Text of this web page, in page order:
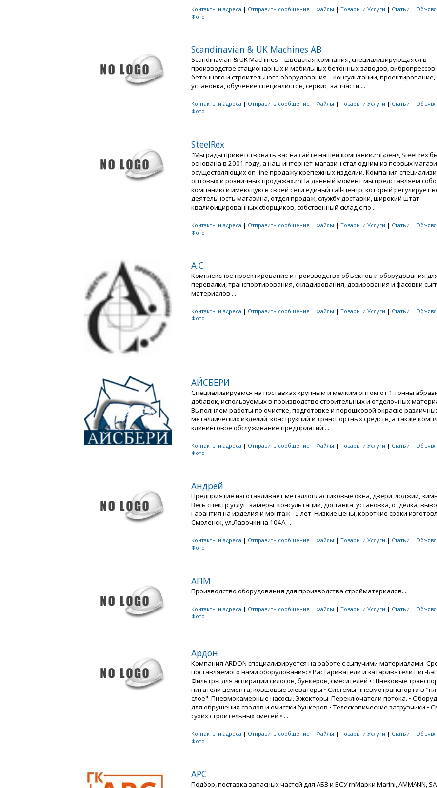
Контакты и адреса | Отправить сообщение | Файлы | Товары и Услуги | Статьи |
Фото
Scandinavian & UK Machines AB
Scandinavian & UK Machines – шведская компания, специализирующаяся в
производстве стационарных и мобильных бетонных заводов, вибропрессов
бетонного и строительного оборудования – консультации, проектирование,
установка, обучение специалистов, сервис, запчасти....
Контакты и адреса | Отправить сообщение | Файлы | Товары и Услуги | Статьи |
Фото
SteelRex
"Мы рады приветствовать вас на сайте нашей компании.rnБренд SteeLrex
основана в 2001 году, а наш интернет-магазин стал одним из первых
осуществляющих on-line продажу крепежных изделии. Компания
оптовых и розничных продажах.rnНа данный момент мы представляем
компанию и имеющую в своей сети единый call-центр, который регулирует
деятельность магазина, отдел продаж, службу доставки, широкий штат
квалифицированных сборщиков, собственный склад c по...
Контакты и адреса | Отправить сообщение | Файлы | Товары и Услуги | Статьи |
Фото
А.С.
Комплексное проектирование и производство объектов и оборудования
перевалки, транспортирования, складирования, дозирования и фасовки
материалов ...
Контакты и адреса | Отправить сообщение | Файлы | Товары и Услуги | Статьи |
Фото
АЙСБЕРИ
Специализируемся на поставках крупным и мелким оптом от 1 тонны
добавок, используемых в производстве строительных и отделочных
Выполняем работы по очистке, подготовке и порошковой окраске
металлических изделий, конструкций и транспортных средств, а также
клининговое обслуживание предприятий....
Контакты и адреса | Отправить сообщение | Файлы | Товары и Услуги | Статьи |
Фото
Андрей
Предприятие изготавливает металлопластиковые окна, двери, лоджии,
Весь спектр услуг: замеры, консультации, доставка, установка, отделка,
Гарантия на изделия и монтаж - 5 лет. Низкие цены, короткие сроки
Смоленск, ул.Лавочкина 104А. ...
Контакты и адреса | Отправить сообщение | Файлы | Товары и Услуги | Статьи |
Фото
АПМ
Производство оборудования для производства стройматериалов....
Контакты и адреса | Отправить сообщение | Файлы | Товары и Услуги | Статьи |
Фото
Ардон
Компания ARDON специализируется на работе с сыпучими материалами.
поставляемого нами оборудования: • Растариватели и затариватели Биг-
Фильтры для аспирации силосов, бункеров, смесителей • Шнековые
питатели цемента, ковшовые элеваторы • Системы пневмотранспорта в
слое". Пневмокамерные насосы. Эжекторы. Переключатели потока. •
для обрушения сводов и очистки бункеров • Телескопические загрузчики •
сухих строительных смесей • ...
Контакты и адреса | Отправить сообщение | Файлы | Товары и Услуги | Статьи |
Фото
АРС
Подбор, поставка запасных частей для АБЗ и БСУ rnМарки Marini, AMMANN,